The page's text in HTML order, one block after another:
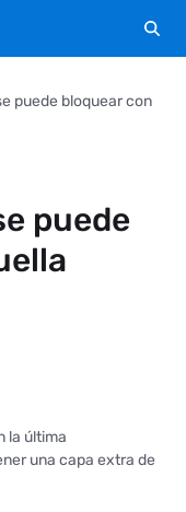
puede bloquear con
puede
la última
una capa extra de